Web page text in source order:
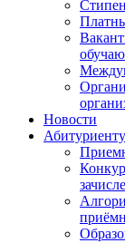
Новости
Абитуриенту